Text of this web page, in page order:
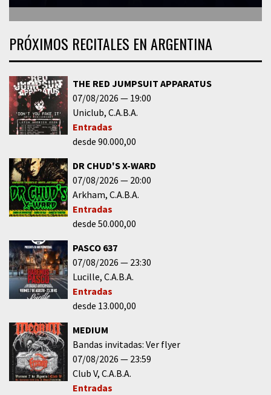
PRÓXIMOS RECITALES EN ARGENTINA
THE RED JUMPSUIT APPARATUS
07/08/2026
19:00
Uniclub C.A.B.A.
Entradas
desde 90.000,00
DR CHUD'S X-WARD
07/08/2026
20:00
Arkham C.A.B.A.
Entradas
desde 50.000,00
PASCO 637
07/08/2026
23:30
Lucille C.A.B.A.
Entradas
desde 13.000,00
MEDIUM
Bandas invitadas: Ver flyer
07/08/2026
23:59
Club V C.A.B.A.
Entradas